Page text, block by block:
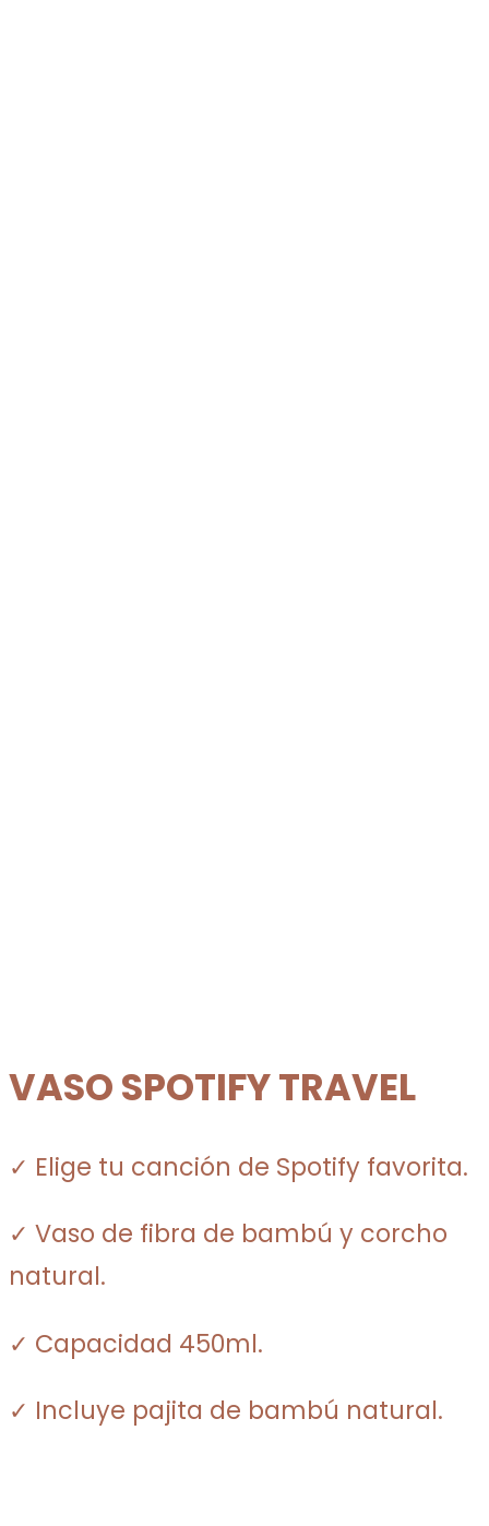
VASO SPOTIFY TRAVEL
✓ Elige tu canción de Spotify favorita.
✓ Vaso de fibra de bambú y corcho
natural.
✓ Capacidad 450ml.
✓ Incluye pajita de bambú natural.